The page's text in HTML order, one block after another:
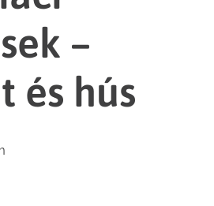
–
és hús